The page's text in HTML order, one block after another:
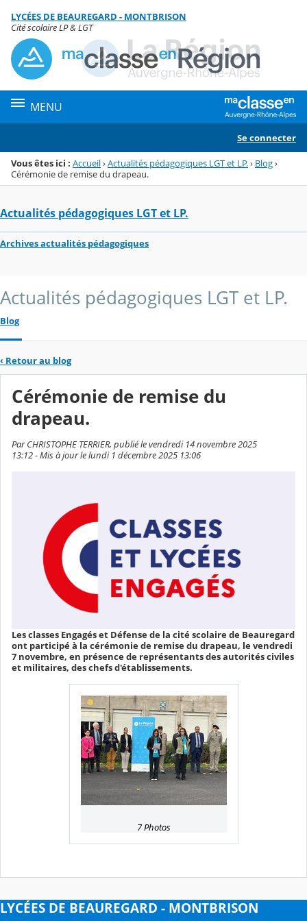
Menu de la rubrique
Contenu
LYCÉES DE BEAUREGARD - MONTBRISON
Cité scolaire LP & LGT
MENU
Se connecter
Vous êtes ici : Accueil›Actualités pédagogiques LGT et LP.› Blog›
Cérémonie de remise du drapeau.
Actualités pédagogiques LGT et LP.
Archives actualités pédagogiques
Actualités pédagogiques LGT et LP.
Blog
‹ Retour au blog
Cérémonie de remise du
drapeau.
Par CHRISTOPHE TERRIER, publié le vendredi 14 novembre 2025
13:12 - Mis à jour le lundi 1 décembre 2025 13:06
Les classes Engagés et Défense de la cité scolaire de Beauregard
ont participé à la cérémonie de remise du drapeau, le vendredi
7 novembre, en présence de représentants des autorités civiles
et militaires, des chefs d'établissements.
7 Photos
LYCÉES DE BEAUREGARD - MONTBRISON